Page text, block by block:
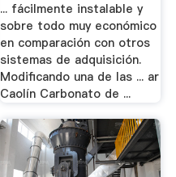
... fácilmente instalable y
sobre todo muy económico
en comparación con otros
sistemas de adquisición.
Modificando una de las ... ar
Caolín Carbonato de ...